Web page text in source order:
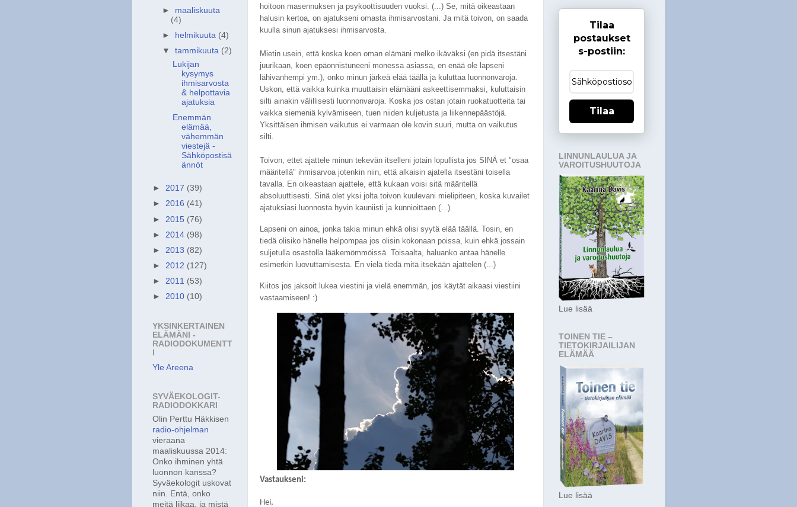
hoitoon masennuksen ja psykoottisuuden vuoksi. (...) Se, mitä oikeastaan
halusin kertoa, on ajatukseni omasta ihmisarvostani. Ja mitä toivon, on saada
kuulla sinun ajatuksesi ihmisarvosta.
Mietin usein, että koska koen oman elämäni melko ikäväksi (en pidä itsestäni
juurikaan, koen epäonnistuneeni monessa asiassa, en enää ole lapseni
lähivanhempi ym.), onko minun järkeä elää täällä ja kuluttaa luonnonvaroja.
Uskon, että vaikka kuinka muuttaisin elämääni askeettisemmaksi, kuluttaisin
silti ainakin välillisesti luonnonvaroja. Koska jos ostan jotain ruokatuotteita tai
vaikka siemeniä kylvämiseen, tuen niiden kuljetusta ja liikennepäästöjä.
Yksittäisen ihmisen vaikutus ei varmaan ole kovin suuri, mutta on vaikutus
silti.
Toivon, ettet ajattele minun tekevän itselleni jotain lopullista jos SINÄ et "osaa
määritellä" ihmisarvoa jotenkin niin, että alkaisin ajatella itsestäni toisella
tavalla. En oikeastaan ajattele, että kukaan voisi sitä määritellä
absoluuttisesti. Sinä olet yksi jolta toivon kuulevani mielipiteen, koska kuvailet
ajatuksiasi luonnosta hyvin kauniisti ja kunnioittaen (...)
Lapseni on ainoa, jonka takia minun ehkä olisi syytä elää täällä. Tosin, en
tiedä olisiko hänelle helpompaa jos olisin kokonaan poissa, kuin ehkä jossain
suljetulla osastolla lääkemömmöissä. Toisaalta, haluanko antaa hänelle
esimerkin luovuttamisesta. En vielä tiedä mitä itsekään ajattelen (...)
Kiitos jos jaksoit lukea viestini ja vielä enemmän, jos käytät aikaasi viestiini
vastaamiseen! :)
Vastaukseni:
Hei,
► maaliskuuta
(4)
► helmikuuta (4)
▼tammikuuta (2)
Lukijan
kysymys
ihmisarvosta
& helpottavia
ajatuksia
Enemmän
elämää,
vähemmän
viestejä -
Sähköpostisä
ännöt
► 2017 (39)
► 2016 (41)
► 2015 (76)
► 2014 (98)
► 2013 (82)
► 2012 (127)
► 2011 (53)
► 2010 (10)
YKSINKERTAINEN
ELÄMÄNI -
RADIODOKUMENTT
I
Yle Areena
SYVÄEKOLOGIT-
RADIODOKKARI
Olin Perttu Häkkisen
radio-ohjelman
vieraana
maaliskuussa 2014:
Onko ihminen yhtä
luonnon kanssa?
Syväekologit uskovat
niin. Entä, onko
meitä liikaa, ja mistä
Tilaa
postaukset
s-postiin:
Tilaa
LINNUNLAULUA JA
VAROITUSHUUTOJA
Lue lisää
TOINEN TIE –
TIETOKIRJAILIJAN
ELÄMÄÄ
Lue lisää